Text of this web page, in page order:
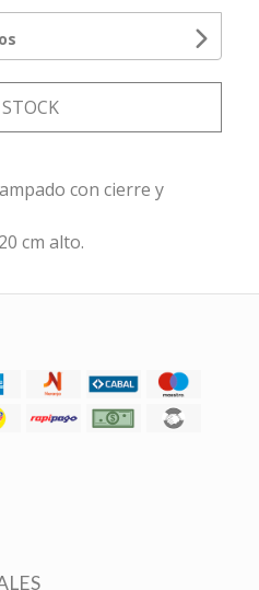
con cierre y
cm alto.